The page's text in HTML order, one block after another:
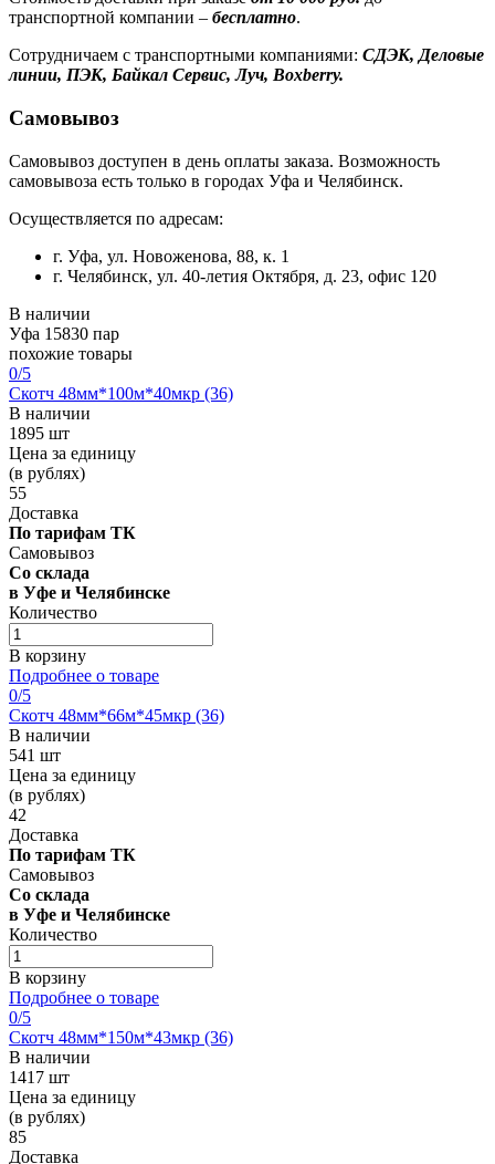
транспортной компании – бесплатно.
Сотрудничаем с транспортными компаниями: СДЭК, Деловые
линии, ПЭК, Байкал Сервис, Луч, Boxberry.
Самовывоз
Самовывоз доступен в день оплаты заказа. Возможность
самовывоза есть только в городах Уфа и Челябинск.
Осуществляется по адресам:
г. Уфа, ул. Новоженова, 88, к. 1
г. Челябинск, ул. 40-летия Октября, д. 23, офис 120
В наличии
Уфа 15830 пар
похожие товары
0/5
Скотч 48мм*100м*40мкр (36)
В наличии
1895 шт
Цена за единицу
(в рублях)
55
Доставка
По тарифам ТК
Самовывоз
Со склада
в Уфе и Челябинске
Количество
В корзину
Подробнее о товаре
0/5
Скотч 48мм*66м*45мкр (36)
В наличии
541 шт
Цена за единицу
(в рублях)
42
Доставка
По тарифам ТК
Самовывоз
Со склада
в Уфе и Челябинске
Количество
В корзину
Подробнее о товаре
0/5
Скотч 48мм*150м*43мкр (36)
В наличии
1417 шт
Цена за единицу
(в рублях)
85
Доставка